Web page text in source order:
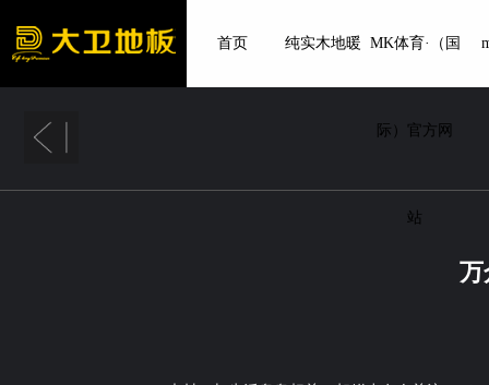
首页 纯实木地暖 MK体育·（国
际）官方网
站
万